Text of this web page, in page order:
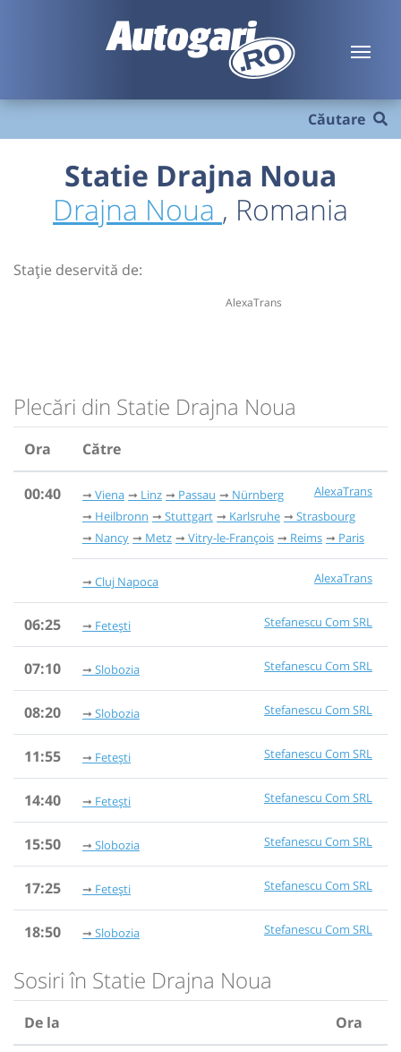
Căutare
Statie Drajna Noua
Drajna Noua , Romania
Stație deservită de:
AlexaTrans
Plecări din Statie Drajna Noua
Ora Către
00:40 AlexaTrans
Viena Linz Passau
Nürnberg
Heilbronn
Stuttgart Karlsruhe
Strasbourg
Nancy
Metz Vitry-le-François Reims Paris
AlexaTrans
Cluj Napoca
06:25 Stefanescu Com SRL
Fetești
07:10 Stefanescu Com SRL
Slobozia
08:20 Stefanescu Com SRL
Slobozia
11:55 Stefanescu Com SRL
Fetești
14:40 Stefanescu Com SRL
Fetești
15:50 Stefanescu Com SRL
Slobozia
17:25 Stefanescu Com SRL
Fetești
18:50 Stefanescu Com SRL
Slobozia
Sosiri în Statie Drajna Noua
De la Ora